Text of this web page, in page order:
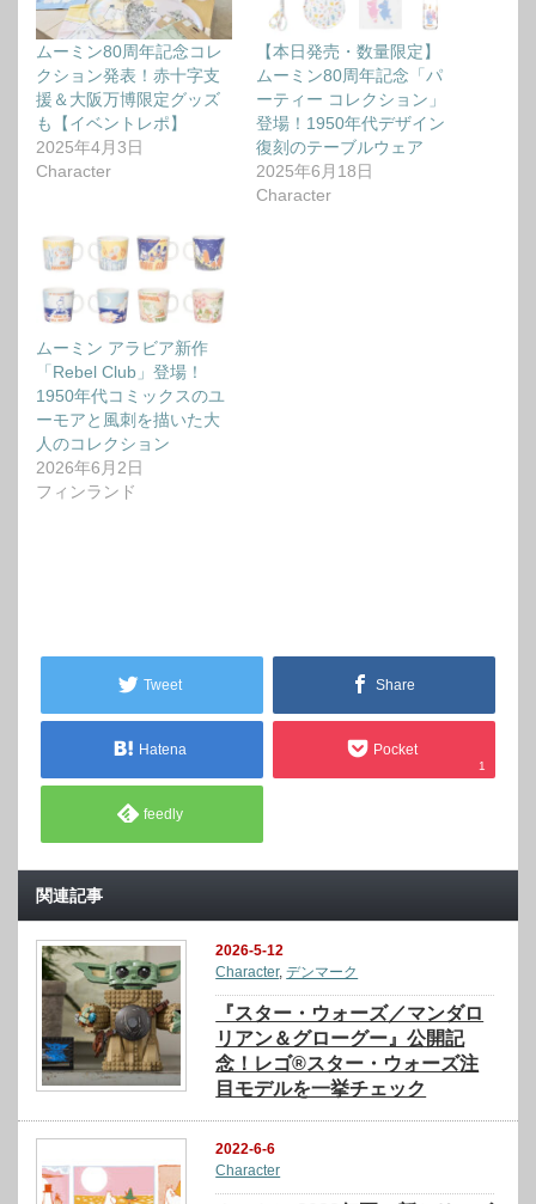
ムーミン80周年記念コレ
クション発表！赤十字支
援＆大阪万博限定グッズ
も【イベントレポ】
2025年4月3日
Character
【本日発売・数量限定】
ムーミン80周年記念「パ
ーティー コレクション」
登場！1950年代デザイン
復刻のテーブルウェア
2025年6月18日
Character
ムーミン アラビア新作
「Rebel Club」登場！
1950年代コミックスのユ
ーモアと風刺を描いた大
人のコレクション
2026年6月2日
フィンランド
Tweet Share
Hatena Pocket
1
feedly
関連記事
2026-5-12
Character,デンマーク
『スター・ウォーズ／マンダロ
リアン＆グローグー』公開記
念！レゴ®スター・ウォーズ注
目モデルを一挙チェック
2022-6-6
Character